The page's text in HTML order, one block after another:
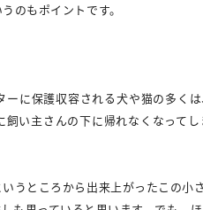
のもポイントです。
に保護収容される犬や猫の多く
い主さんの下に帰れなくなって
うところから出来上がったこの小さ